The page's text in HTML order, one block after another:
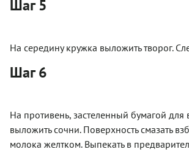
Шаг 5
На середину кружка выложить творог.
Шаг 6
На противень, застеленный бумагой для
выложить сочни. Поверхность смазать
молока желтком. Выпекать в